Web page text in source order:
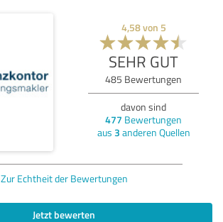
4,58von 5
SEHR GUT
485 Bewertungen
davon sind
477 Bewertungen
aus 3 anderen Quellen
Zur Echtheit der Bewertungen
Jetzt bewerten